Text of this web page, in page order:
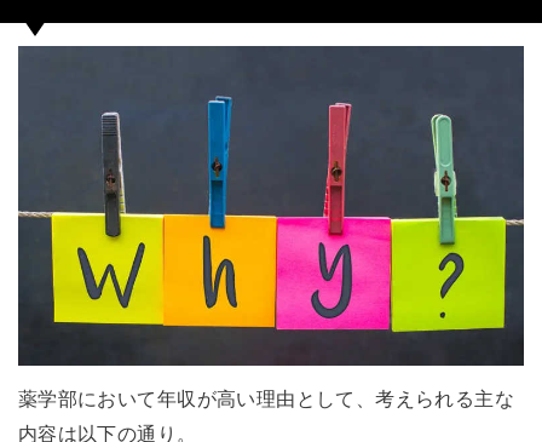
薬学部において年収が高い理由として、考えられる主な
内容は以下の通り。